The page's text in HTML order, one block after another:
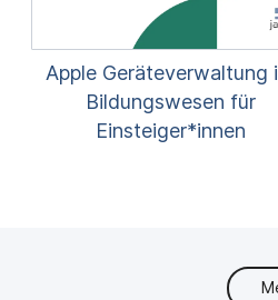
Apple Geräteverwaltung
Bildungswesen für
Einsteiger*innen